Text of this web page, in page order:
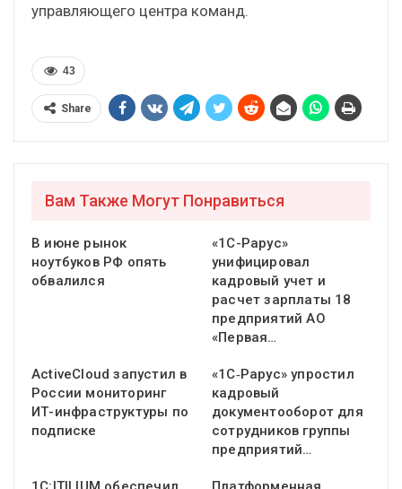
управляющего центра команд.
43
Share
Вам Также Могут Понравиться
В июне рынок
ноутбуков РФ опять
обвалился
«1С-Рарус»
унифицировал
кадровый учет и
расчет зарплаты 18
предприятий АО
«Первая…
ActiveCloud запустил в
России мониторинг
ИТ-инфраструктуры по
подписке
«1С‑Рарус» упростил
кадровый
документооборот для
сотрудников группы
предприятий…